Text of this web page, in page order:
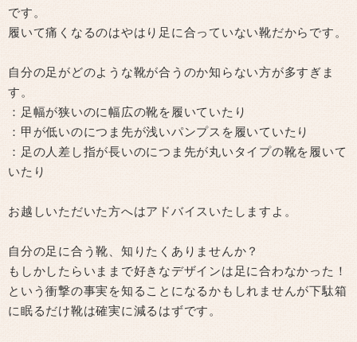
です。
履いて痛くなるのはやはり足に合っていない靴だからです。
自分の足がどのような靴が合うのか知らない方が多すぎま
す。
：足幅が狭いのに幅広の靴を履いていたり
：甲が低いのにつま先が浅いパンプスを履いていたり
：足の人差し指が長いのにつま先が丸いタイプの靴を履いて
いたり
お越しいただいた方へはアドバイスいたしますよ。
自分の足に合う靴、知りたくありませんか？
もしかしたらいままで好きなデザインは足に合わなかった！
という衝撃の事実を知ることになるかもしれませんが下駄箱
に眠るだけ靴は確実に減るはずです。